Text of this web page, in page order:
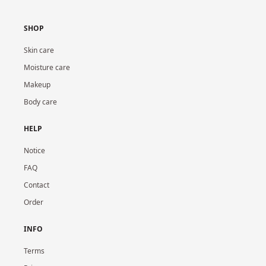
SHOP
Skin care
Moisture care
Makeup
Body care
HELP
Notice
FAQ
Contact
Order
INFO
Terms